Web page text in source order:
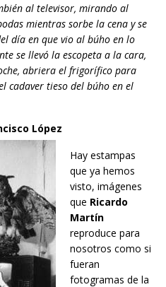
al televisor, mirando al
mientras sorbe la cena y se
día en que vio al búho en lo
se llevó la escopeta a la cara,
abriera el frigorífico para
cadaver tieso del búho en el
López
Hay estampas
que ya hemos
visto, imágenes
que Ricardo
Martín
reproduce para
nosotros como si
fueran
fotogramas de la